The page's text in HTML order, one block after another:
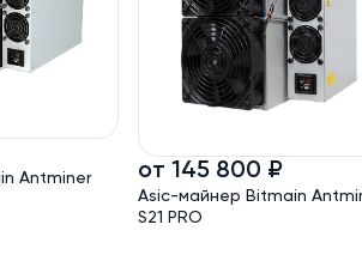
лидер в производстве оборудования
Компания известна своими
решениями, высокой надежностью
развитием линейки ASIC-
Antminer
от 145 800 ₽
Asic-майнер Bitmain
S21 PRO